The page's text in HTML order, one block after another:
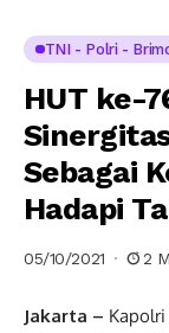
TNI - Polri -
HUT ke-
Sebagai
Hadapi
05/10/2021 2
Jakarta –